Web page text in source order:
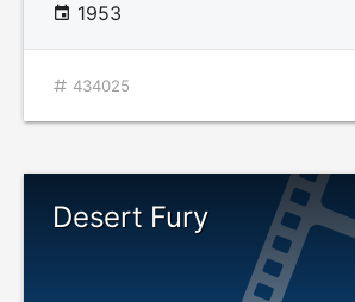
1953
434025
Desert Fury